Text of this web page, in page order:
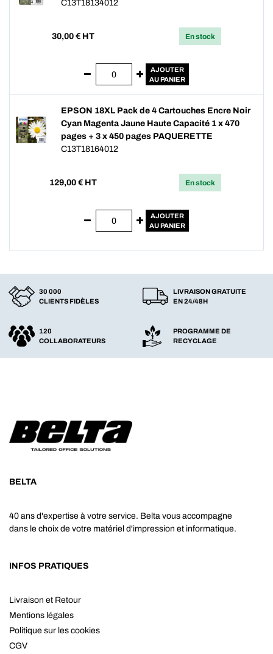
C13T18134012
30,00 € HT En stock
AJOUTER
AU PANIER
EPSON 18XL Pack de 4 Cartouches Encre Noir
Cyan Magenta Jaune Haute Capacité 1 x 470
pages + 3 x 450 pages PAQUERETTE
C13T18164012
129,00 € HT En stock
AJOUTER
AU PANIER
30 000
CLIENTS FIDÈLES
LIVRAISON GRATUITE
EN 24/48H
120
COLLABORATEURS
PROGRAMME DE
RECYCLAGE
BELTA
40 ans d'expertise à votre service. Belta vous accompagne
dans le choix de votre matériel d'impression et informatique.
INFOS PRATIQUES
Livraison et Retour
Mentions légales
Politique sur les cookies
CGV